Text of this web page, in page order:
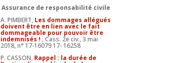
Assurance de responsabilité civile
A. PIMBERT, Les dommages allégués
doivent être en lien avec le fait
dommageable pour pouvoir être
indemnisés ! , Cass. 2e civ., 3 mai
2018, n° 17-16079 17- 16258
P. CASSON, Rappel : la durée de